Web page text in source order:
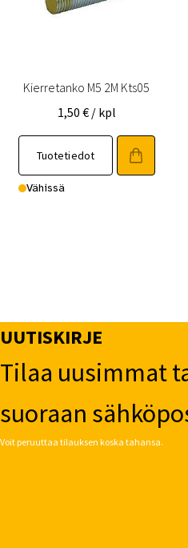
Kierretanko M5 2M Kts05
1,50 € / kpl
Tuotetiedot
Vähissä
UUTISKIRJE
Tilaa uusimmat
suoraan
Voit peruuttaa tilauksen koska tahansa.